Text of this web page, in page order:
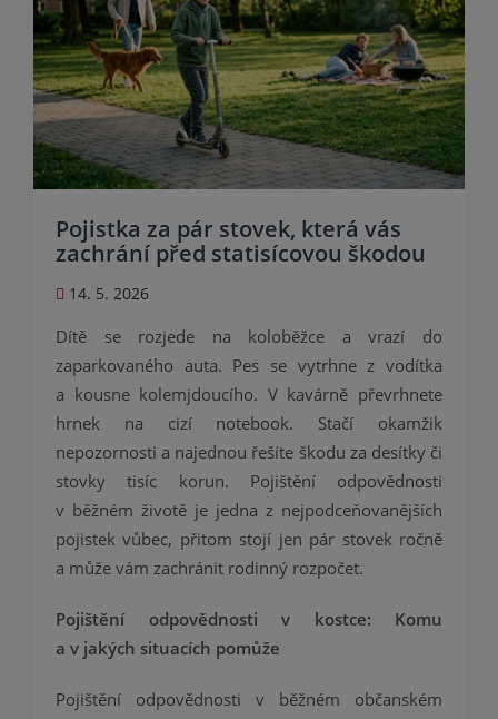
Pojistka za pár stovek, která vás
zachrání před statisícovou škodou
14. 5. 2026
Dítě se rozjede na koloběžce a vrazí do
zaparkovaného auta. Pes se vytrhne z vodítka
a kousne kolemjdoucího. V kavárně převrhnete
hrnek na cizí notebook. Stačí okamžik
nepozornosti a najednou řešíte škodu za desítky či
stovky tisíc korun. Pojištění odpovědnosti
v běžném životě je jedna z nejpodceňovanějších
pojistek vůbec, přitom stojí jen pár stovek ročně
a může vám zachránit rodinný rozpočet.
Pojištění odpovědnosti v kostce: Komu
a v jakých situacích pomůže
Pojištění odpovědnosti v běžném občanském